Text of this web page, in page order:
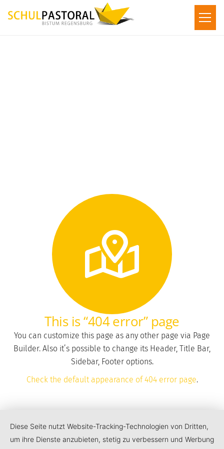
This is “404 error” page
You can customize this page as any other page via Page
Builder. Also it’s possible to change its Header, Title Bar,
Sidebar, Footer options.
Check the default appearance of 404 error page.
Diese Seite nutzt Website-Tracking-Technologien von Dritten,
um ihre Dienste anzubieten, stetig zu verbessern und Werbung